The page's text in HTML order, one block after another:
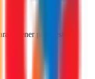
obtener propuestas